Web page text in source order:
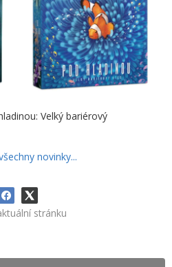
Velký bariérový
novinky...
stránku